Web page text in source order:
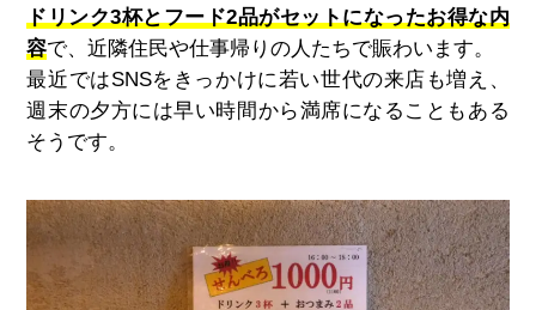
ドリンク3杯とフード2品がセットになったお得な内
容で、近隣住民や仕事帰りの人たちで賑わいます。
最近ではSNSをきっかけに若い世代の来店も増え、
週末の夕方には早い時間から満席になることもある
そうです。